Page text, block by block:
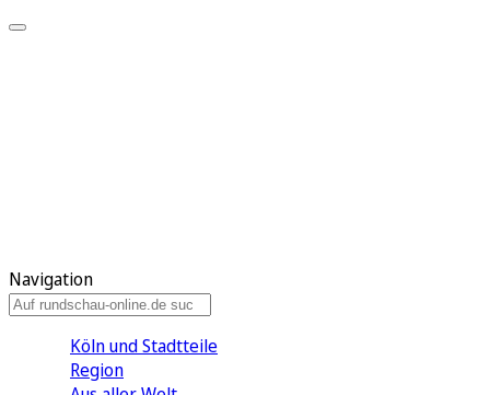
Navigation
Köln und Stadtteile
Region